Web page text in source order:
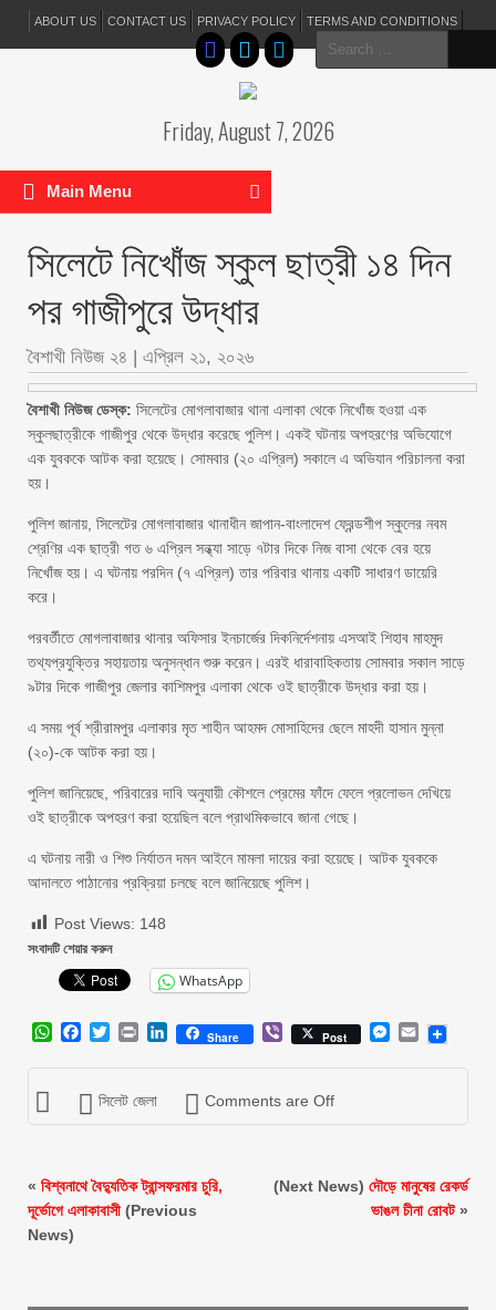
ABOUT US CONTACT US PRIVACY POLICY TERMS AND CONDITIONS
Search
for:
Friday, August 7, 2026
Main Menu
সিলেটে নিখোঁজ স্কুল ছাত্রী ১৪ দিন
পর গাজীপুরে উদ্ধার
বৈশাখী নিউজ ২৪ | এপ্রিল ২১, ২০২৬
বৈশাখী নিউজ ডেস্ক: সিলেটের মোগলাবাজার থানা এলাকা থেকে নিখোঁজ হওয়া এক
স্কুলছাত্রীকে গাজীপুর থেকে উদ্ধার করেছে পুলিশ। একই ঘটনায় অপহরণের অভিযোগে
এক যুবককে আটক করা হয়েছে। সোমবার (২০ এপ্রিল) সকালে এ অভিযান পরিচালনা করা
হয়।
পুলিশ জানায়, সিলেটের মোগলাবাজার থানাধীন জাপান-বাংলাদেশ ফ্রেন্ডশীপ স্কুলের নবম
শ্রেণির এক ছাত্রী গত ৬ এপ্রিল সন্ধ্যা সাড়ে ৭টার দিকে নিজ বাসা থেকে বের হয়ে
নিখোঁজ হয়। এ ঘটনায় পরদিন (৭ এপ্রিল) তার পরিবার থানায় একটি সাধারণ ডায়েরি
করে।
পরবর্তীতে মোগলাবাজার থানার অফিসার ইনচার্জের দিকনির্দেশনায় এসআই শিহাব মাহমুদ
তথ্যপ্রযুক্তির সহায়তায় অনুসন্ধান শুরু করেন। এরই ধারাবাহিকতায় সোমবার সকাল সাড়ে
৯টার দিকে গাজীপুর জেলার কাশিমপুর এলাকা থেকে ওই ছাত্রীকে উদ্ধার করা হয়।
এ সময় পূর্ব শ্রীরামপুর এলাকার মৃত শাহীন আহমদ মোসাহিদের ছেলে মাহদী হাসান মুন্না
(২০)-কে আটক করা হয়।
পুলিশ জানিয়েছে, পরিবারের দাবি অনুযায়ী কৌশলে প্রেমের ফাঁদে ফেলে প্রলোভন দেখিয়ে
ওই ছাত্রীকে অপহরণ করা হয়েছিল বলে প্রাথমিকভাবে জানা গেছে।
এ ঘটনায় নারী ও শিশু নির্যাতন দমন আইনে মামলা দায়ের করা হয়েছে। আটক যুবককে
আদালতে পাঠানোর প্রক্রিয়া চলছে বলে জানিয়েছে পুলিশ।
Post Views: 148
সংবাদটি শেয়ার করুন
WhatsApp
WhatsApp
Facebook
Twitter
Print LinkedIn
Share ViberPost Messenger
Email
সিলেট জেলা Comments are Off
« বিশ্বনাথে বৈদ্যুতিক ট্রান্সফরমার চুরি,
দূর্ভোগে এলাকাবাসী (Previous
News)
(Next News) দৌড়ে মানুষের রেকর্ড
ভাঙল চীনা রোবট»